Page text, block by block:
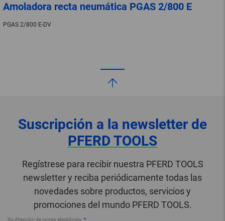
Amoladora recta neumática PGAS 2/800 E
PGAS 2/800 E-DV
Suscripción a la newsletter de
PFERD TOOLS
Regístrese para recibir nuestra PFERD TOOLS
newsletter y reciba periódicamente todas las
novedades sobre productos, servicios y
promociones del mundo PFERD TOOLS.
Su dirección de correo electrónico